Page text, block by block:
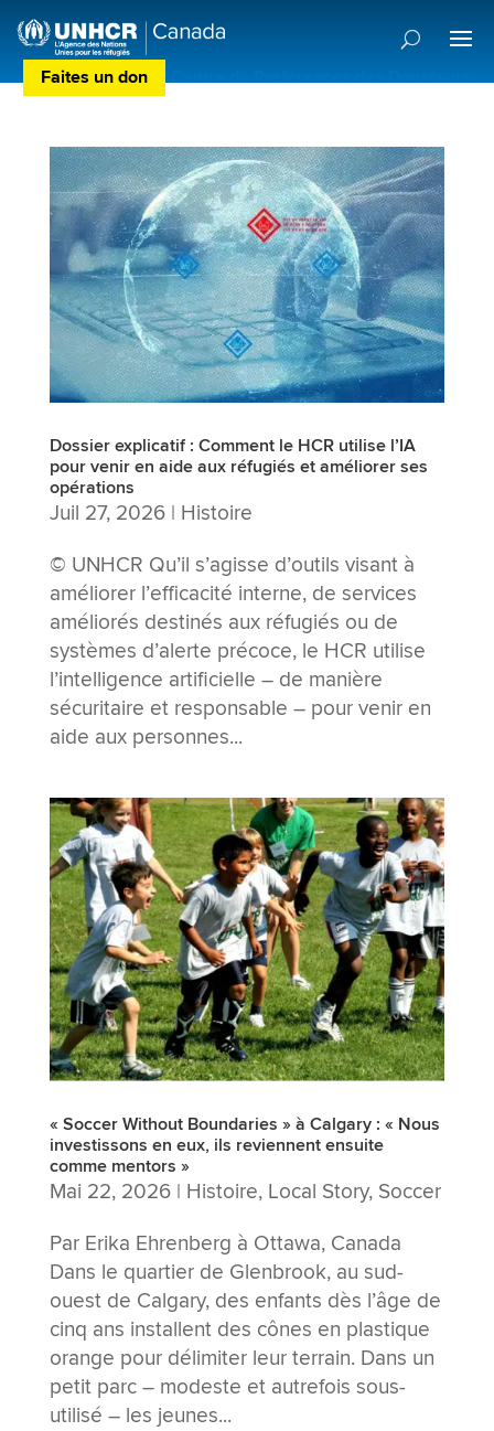
Faites un don Centre de Préférences des Donateurs
Dossier explicatif : Comment le HCR utilise l’IA
pour venir en aide aux réfugiés et améliorer ses
opérations
Juil 27, 2026| Histoire
© UNHCR Qu’il s’agisse d’outils visant à
améliorer l’efficacité interne, de services
améliorés destinés aux réfugiés ou de
systèmes d’alerte précoce, le HCR utilise
l’intelligence artificielle – de manière
sécuritaire et responsable – pour venir en
aide aux personnes...
« Soccer Without Boundaries » à Calgary : « Nous
investissons en eux, ils reviennent ensuite
comme mentors »
Mai 22, 2026| Histoire, Local Story, Soccer
Par Erika Ehrenberg à Ottawa, Canada
Dans le quartier de Glenbrook, au sud-
ouest de Calgary, des enfants dès l’âge de
cinq ans installent des cônes en plastique
orange pour délimiter leur terrain. Dans un
petit parc – modeste et autrefois sous-
utilisé – les jeunes...